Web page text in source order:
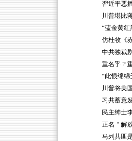
習近平悪
川普堪比
“蓝金黄红
仿杜牧《
中共独裁
重名乎？
“此恨绵绵
川普将美
习共蓄意
民主绅士
正名＂解
马列共匪